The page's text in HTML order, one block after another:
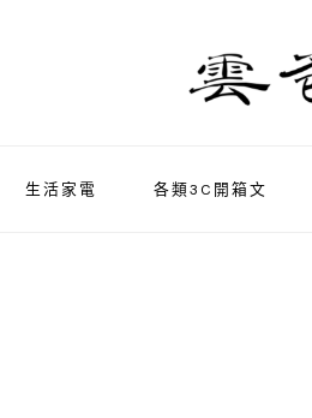
生活家電 各類3C開箱文